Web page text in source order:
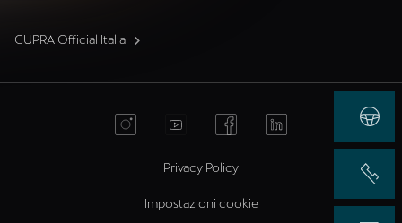
CUPRA Official Italia
Privacy Policy
Impostazioni cookie